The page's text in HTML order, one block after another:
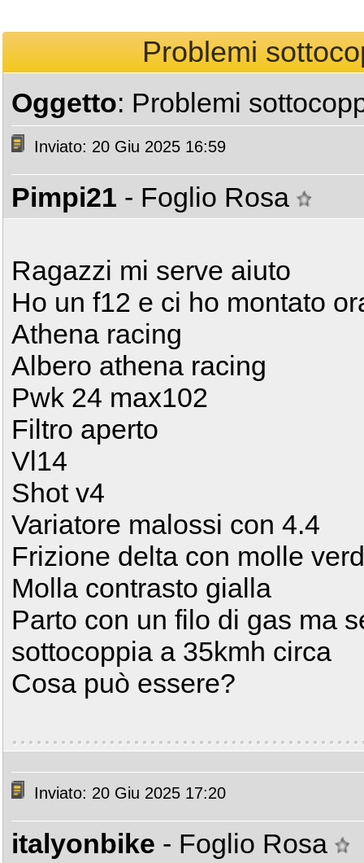
Problemi
Oggetto: Problemi
Inviato: 20 Giu 2025 16:59
Pimpi21 - Foglio Rosa
Ragazzi mi serve aiuto
Ho un f12 e ci ho montato
Athena racing
Albero athena racing
Pwk 24 max102
Filtro aperto
Vl14
Shot v4
Variatore malossi con 4.4
Frizione delta con molle
Molla contrasto gialla
Parto con un filo di gas ma
sottocoppia a 35kmh circa
Cosa può essere?
Inviato: 20 Giu 2025 17:20
italyonbike - Foglio Rosa